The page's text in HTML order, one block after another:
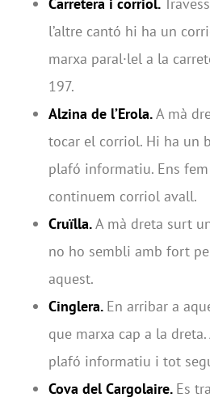
Carretera i corriol.
l’altre cantó hi ha un
marxa paral·lel a la
197.
Alzina de l’Erola.A mà
tocar el corriol. Hi ha un
plafó informatiu. Ens
continuem corriol avall.
Cruïlla.A mà dreta surt
no ho sembli amb fort
aquest.
Cinglera. En arribar a
que marxa cap a la
plafó informatiu i tot
Cova del Cargolaire. Es